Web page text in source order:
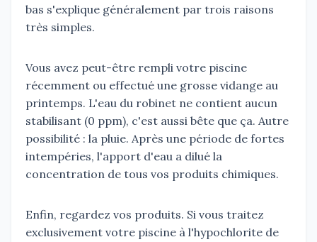
bas s'explique généralement par trois raisons
très simples.
Vous avez peut-être rempli votre piscine
récemment ou effectué une grosse vidange au
printemps. L'eau du robinet ne contient aucun
stabilisant (0 ppm), c'est aussi bête que ça. Autre
possibilité : la pluie. Après une période de fortes
intempéries, l'apport d'eau a dilué la
concentration de tous vos produits chimiques.
Enfin, regardez vos produits. Si vous traitez
exclusivement votre piscine à l'hypochlorite de